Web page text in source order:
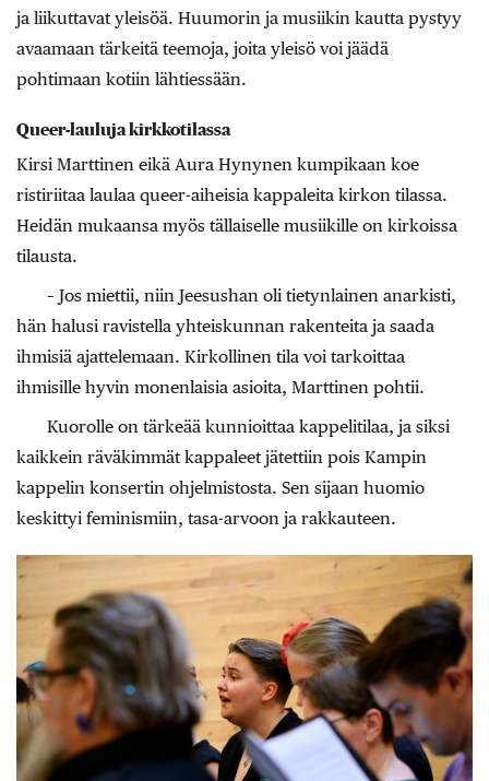
ja liikuttavat yleisöä. Huumorin ja musiikin kautta pystyy
avaamaan tärkeitä teemoja, joita yleisö voi jäädä
pohtimaan kotiin lähtiessään.
Queer-lauluja kirkkotilassa
Kirsi Marttinen eikä Aura Hynynen kumpikaan koe
ristiriitaa laulaa queer-aiheisia kappaleita kirkon tilassa.
Heidän mukaansa myös tällaiselle musiikille on kirkoissa
tilausta.
– Jos miettii, niin Jeesushan oli tietynlainen anarkisti,
hän halusi ravistella yhteiskunnan rakenteita ja saada
ihmisiä ajattelemaan. Kirkollinen tila voi tarkoittaa
ihmisille hyvin monenlaisia asioita, Marttinen pohtii.
Kuorolle on tärkeää kunnioittaa kappelitilaa, ja siksi
kaikkein räväkimmät kappaleet jätettiin pois Kampin
kappelin konsertin ohjelmistosta. Sen sijaan huomio
keskittyi feminismiin, tasa-arvoon ja rakkauteen.